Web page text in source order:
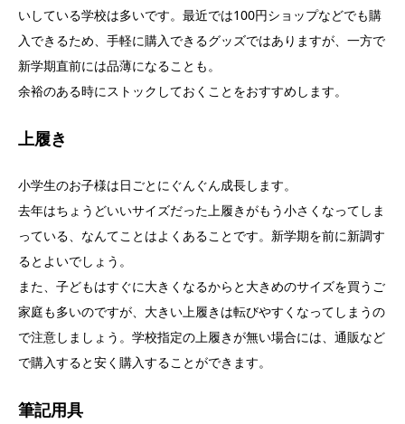
いしている学校は多いです。最近では100円ショップなどでも購
入できるため、手軽に購入できるグッズではありますが、一方で
新学期直前には品薄になることも。
余裕のある時にストックしておくことをおすすめします。
上履き
小学生のお子様は日ごとにぐんぐん成長します。
去年はちょうどいいサイズだった上履きがもう小さくなってしま
っている、なんてことはよくあることです。新学期を前に新調す
るとよいでしょう。
また、子どもはすぐに大きくなるからと大きめのサイズを買うご
家庭も多いのですが、大きい上履きは転びやすくなってしまうの
で注意しましょう。学校指定の上履きが無い場合には、通販など
で購入すると安く購入することができます。
筆記用具